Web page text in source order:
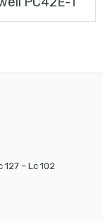
– Lc 102